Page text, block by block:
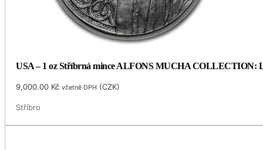
USA – 1 oz Stříbrná mince ALFONS MUCHA COLLECTION:
9,000.00 Kč včetně DPH (CZK)
Stříbro